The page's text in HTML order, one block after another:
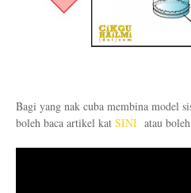
Bagi yang nak cuba membina model
boleh baca artikel kat SINI atau